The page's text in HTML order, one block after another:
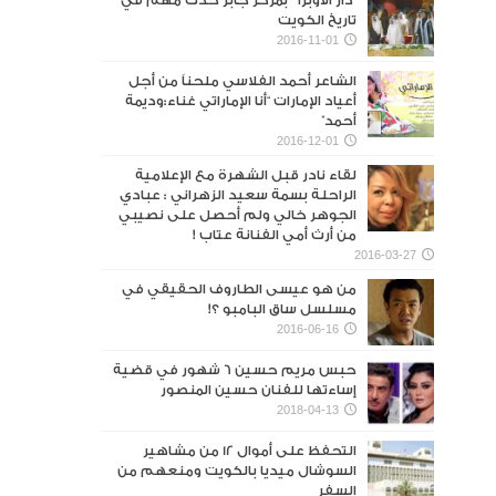
تاريخ الكويت
2016-11-01
الشاعر أحمد الفلاسي ملحناً من أجل
أعياد الإمارات “أنا الإماراتي غناء:وديمة
أحمد”
2016-12-01
لقاء نادر قبل الشهرة مع الإعلامية
الراحلة بسمة سعيد الزهراني : عبادي
الجوهر خالي ولم أحصل على نصيبي
من أرث أمي الفنانة عتاب !
2016-03-27
من هو عيسى الطاروف الحقيقي في
مسلسل ساق البامبو ؟!
2016-06-16
حبس مريم حسين 6 شهور في قضية
إساءتها للفنان حسين المنصور‎
2018-04-13
التحفظ على أموال 12 من مشاهير
السوشال ميديا بالكويت ومنعهم من
السفر